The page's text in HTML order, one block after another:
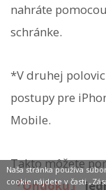
nahráte
schránke.
*V druhej
postupy pre
Mobile.
Takto môžete
『Ondoku』
Naša stránka používa
cookie nájdete v časti